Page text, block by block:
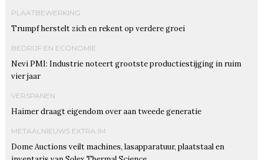
PLAATBEWERKING
Trumpf herstelt zich en rekent op verdere groei
BEDRIJF EN ECONOMIE
Nevi PMI: Industrie noteert grootste productiestijging in ruim
vier jaar
VERSPANEN
Haimer draagt eigendom over aan tweede generatie
METAALNIEUWS EXTRA IM
Dome Auctions veilt machines, lasapparatuur, plaatstaal en